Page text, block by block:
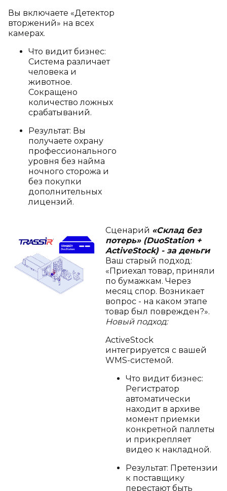
Вы включаете «Детектор
вторжений» на всех
камерах.
Что видит бизнес:
Система различает
человека и
животное.
Сокращено
количество ложных
срабатываний.
Результат: Вы
получаете охрану
профессионального
уровня без найма
ночного сторожа и
без покупки
дополнительных
лицензий.
Сценарий «Склад без
потерь» (DuoStation +
ActiveStock) - за деньги
Ваш старый подход:
«Приехал товар, приняли
по бумажкам. Через
месяц спор. Возникает
вопрос - на каком этапе
товар был поврежден?».
Новый подход:
ActiveStock
интегрируется с вашей
WMS-системой.
Что видит бизнес:
Регистратор
автоматически
находит в архиве
момент приемки
конкретной паллеты
и прикрепляет
видео к накладной.
Результат: Претензии
к поставщику
перестают быть